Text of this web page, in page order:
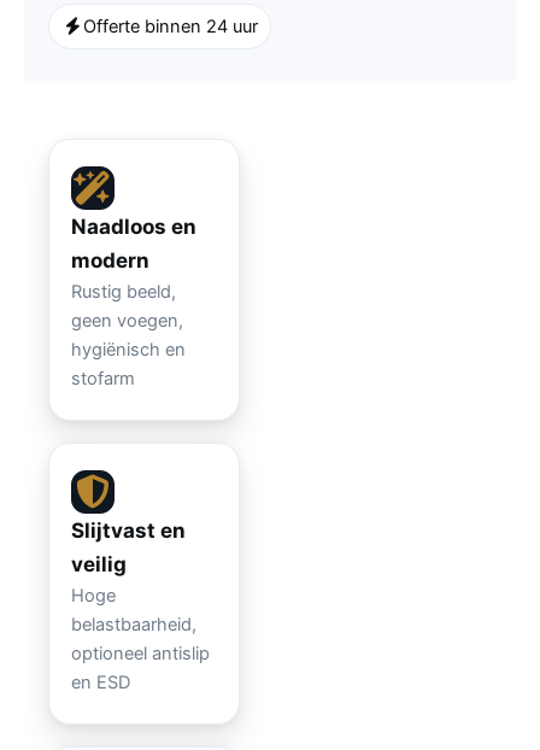
Offerte binnen 24 uur
Naadloos en
modern
Rustig beeld,
geen voegen,
hygiënisch en
stofarm
Slijtvast en
veilig
Hoge
belastbaarheid,
optioneel antislip
en ESD